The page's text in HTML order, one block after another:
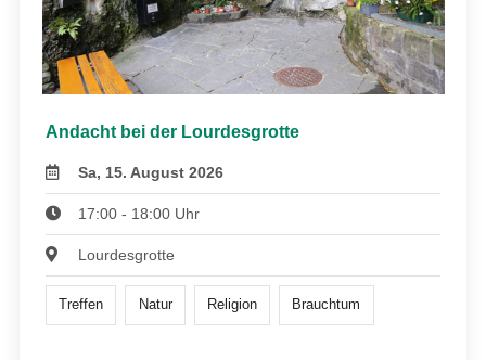
Andacht bei der Lourdesgrotte
Sa, 15. August 2026
17:00 - 18:00 Uhr
Lourdesgrotte
Treffen Natur Religion Brauchtum